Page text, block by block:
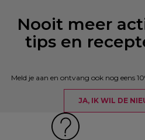
Nooit meer
tips en
Meld je aan en ontvang ook nog eens
JA, IK WIL DE